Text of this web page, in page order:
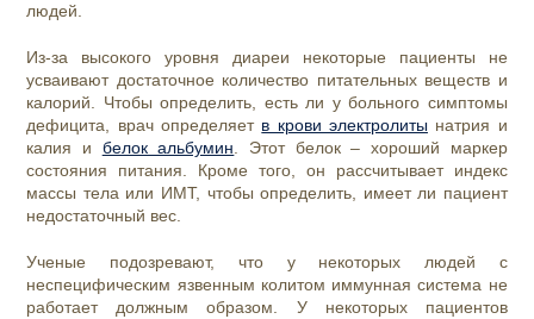
людей.
Из-за высокого уровня диареи некоторые пациенты не
усваивают достаточное количество питательных веществ и
калорий. Чтобы определить, есть ли у больного симптомы
дефицита, врач определяет в крови электролитынатрия и
калия и белок альбумин. Этот белок – хороший маркер
состояния питания. Кроме того, он рассчитывает индекс
массы тела или ИМТ, чтобы определить, имеет ли пациент
недостаточный вес.
Ученые подозревают, что у некоторых людей с
неспецифическим язвенным колитом иммунная система не
работает должным образом. У некоторых пациентов